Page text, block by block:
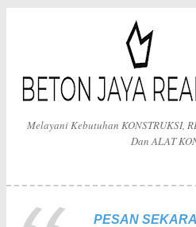
Melayani Kebutuhan KONSTRUKSI,
Dan ALAT
PESAN